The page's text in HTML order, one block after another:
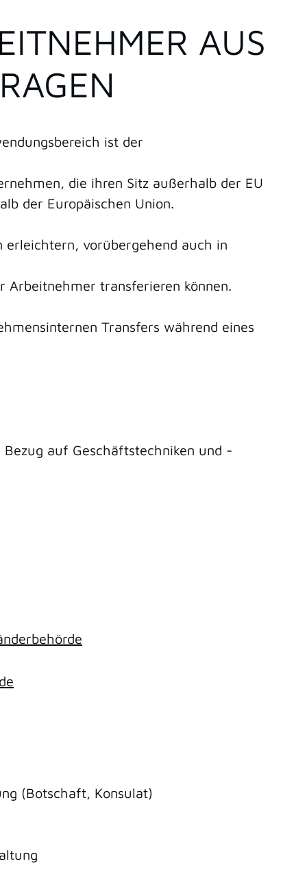
AUS
ist der
die ihren Sitz außerhalb der EU
der Europäischen Union.
erleichtern, vorübergehend auch in
Arbeitnehmer transferieren können.
Transfers während eines
auf Geschäftstechniken und -
(Botschaft, Konsulat)